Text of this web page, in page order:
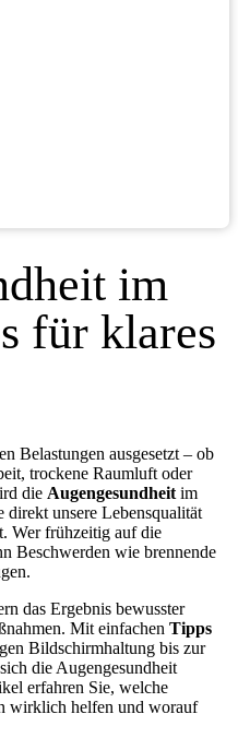
im
für klares
Belastungen ausgesetzt – ob
trockene Raumluft oder
die Augengesundheit im
unsere Lebensqualität
Wer frühzeitig auf die
Beschwerden wie brennende
das Ergebnis bewusster
Mit einfachen Tipps
Bildschirmhaltung bis zur
die Augengesundheit
erfahren Sie, welche
wirklich helfen und worauf